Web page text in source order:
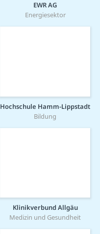
EWR AG
Energiesektor
Hochschule Hamm-Lippstadt
Bildung
Klinikverbund Allgäu
Medizin und Gesundheit